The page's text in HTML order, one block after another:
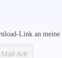
Link an